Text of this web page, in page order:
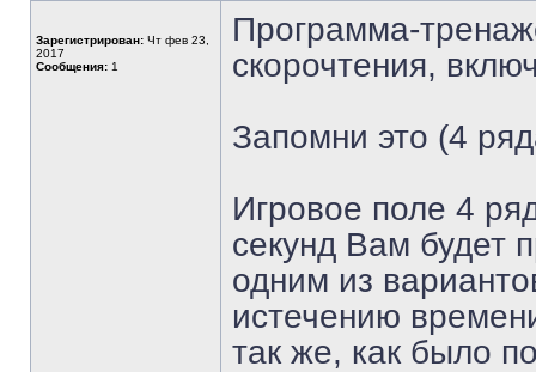
Зарегистрирован: Чт фев 23,
2017
Сообщения: 1
Программа-
скорочтения,
Запомни это (4
Игровое поле 4
секунд Вам будет
одним из
истечению
так же, как было